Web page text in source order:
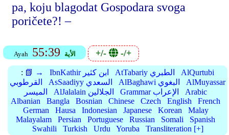
pa, koju blagodat Gospodara svoga
poričete?! –
Ayah 55:39 الأية +/- -/+
: 📗 → IbnKathir ابن كثير AtTabariy الطبري
AlQurtubi
القرطوبي
AsSaadiyy السعدي AlBaghawi البغوي
AlMuyassar
الميسر
AlJalalain الجلالين Grammar الإعراب
Arabic
Albanian
Bangla Bosnian Chinese Czech English
French
German
Hausa Indonesian Japanese Korean
Malay
Malayalam
Persian Portuguese Russian Somali
Spanish
Swahili
Turkish Urdu Yoruba Transliteration [+]